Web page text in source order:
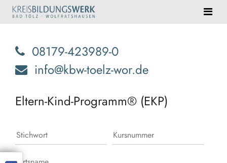
08179-423989-0
info@kbw-toelz-wor.de
Eltern-Kind-Programm® (EKP)